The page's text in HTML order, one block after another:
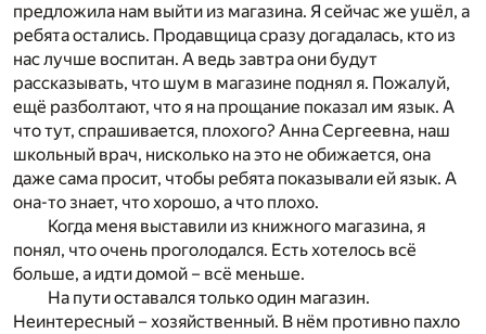
предложила нам выйти из магазина. Я сейчас же ушёл, а
ребята остались. Продавщица сразу догадалась, кто из
нас лучше воспитан. А ведь завтра они будут
рассказывать, что шум в магазине поднял я. Пожалуй,
ещё разболтают, что я на прощание показал им язык. А
что тут, спрашивается, плохого? Анна Сергеевна, наш
школьный врач, нисколько на это не обижается, она
даже сама просит, чтобы ребята показывали ей язык. А
она-то знает, что хорошо, а что плохо.
Когда меня выставили из книжного магазина, я
понял, что очень проголодался. Есть хотелось всё
больше, а идти домой – всё меньше.
На пути оставался только один магазин.
Неинтересный – хозяйственный. В нём противно пахло